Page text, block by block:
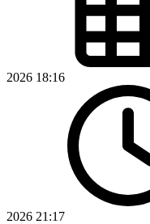
2026 18:16
2026 21:17